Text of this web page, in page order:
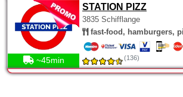
STATION PIZZ
3835 Schifflange
fast-food, hamburgers,
~45min (136)